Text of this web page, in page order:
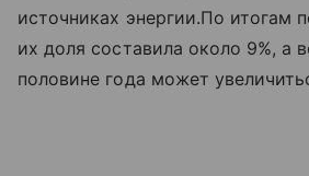
источниках энергии.По итогам
их доля составила около 9%, а
половине года может